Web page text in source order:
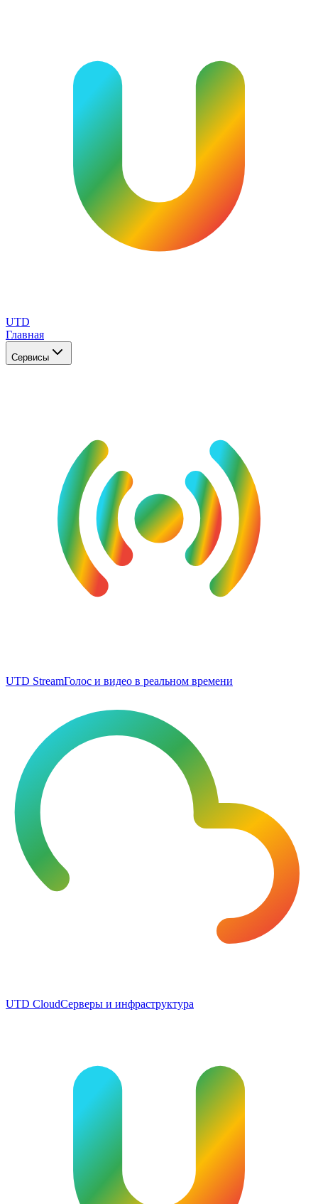
UTD
Главная
Сервисы
UTD StreamГолос и видео в реальном времени
UTD CloudСерверы и инфраструктура